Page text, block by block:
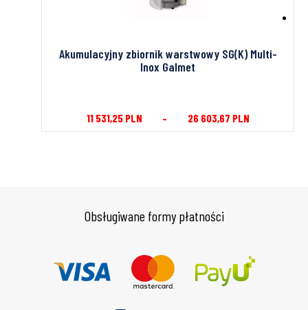
Akumulacyjny zbiornik warstwowy SG(K) Multi-
Inox Galmet
11 531,25 PLN – 26 603,67 PLN
Obsługiwane formy płatności